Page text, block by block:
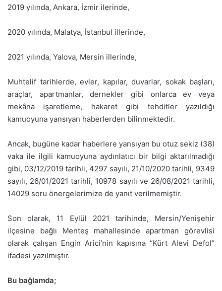
2019 yılında, Ankara, İzmir ilerinde,
2020 yılında, Malatya, İstanbul illerinde,
2021 yılında, Yalova, Mersin illerinde,
Muhtelif tarihlerde, evler, kapılar, duvarlar, sokak başları,
araçlar, apartmanlar, dernekler gibi onlarca ev veya
mekâna işaretleme, hakaret gibi tehditler yazıldığı
kamuoyuna yansıyan haberlerden bilinmektedir.
Ancak, bugüne kadar haberlere yansıyan bu otuz sekiz (38)
vaka ile ilgili kamuoyuna aydınlatıcı bir bilgi aktarılmadığı
gibi, 03/12/2019 tarihli, 4297 sayılı, 21/10/2020 tarihli, 9349
sayılı, 26/01/2021 tarihli, 10978 sayılı ve 26/08/2021 tarihli,
14029 soru önergelerimize de yanıt verilmemiştir.
Son olarak, 11 Eylül 2021 tarihinde, Mersin/Yenişehir
ilçesine bağlı Menteş mahallesinde apartman görevlisi
olarak çalışan Engin Arici’nin kapısına “Kürt Alevi Defol”
ifadesi yazılmıştır.
Bu bağlamda;